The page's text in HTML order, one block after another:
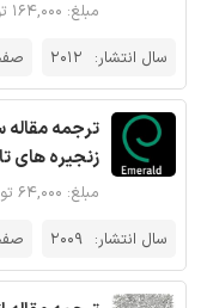
مبلغ: ۱۶۴,۰۰۰ تومان
سال انتشار: 2012
ترجمه
زنجیره های
مبلغ: ۶۴,۰۰۰ تومان
سال انتشار: 2009